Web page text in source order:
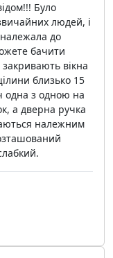
Було
людей, і
до
бачити
вікна
близько 15
одна з одною на
а дверна ручка
належним